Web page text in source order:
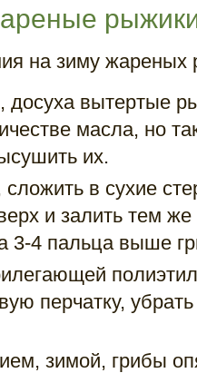
на зиму жареных
досуха вытертые
масла, но
их.
сложить в сухие
и залить тем
3-4 пальца выше
перчатку,
зимой, грибы